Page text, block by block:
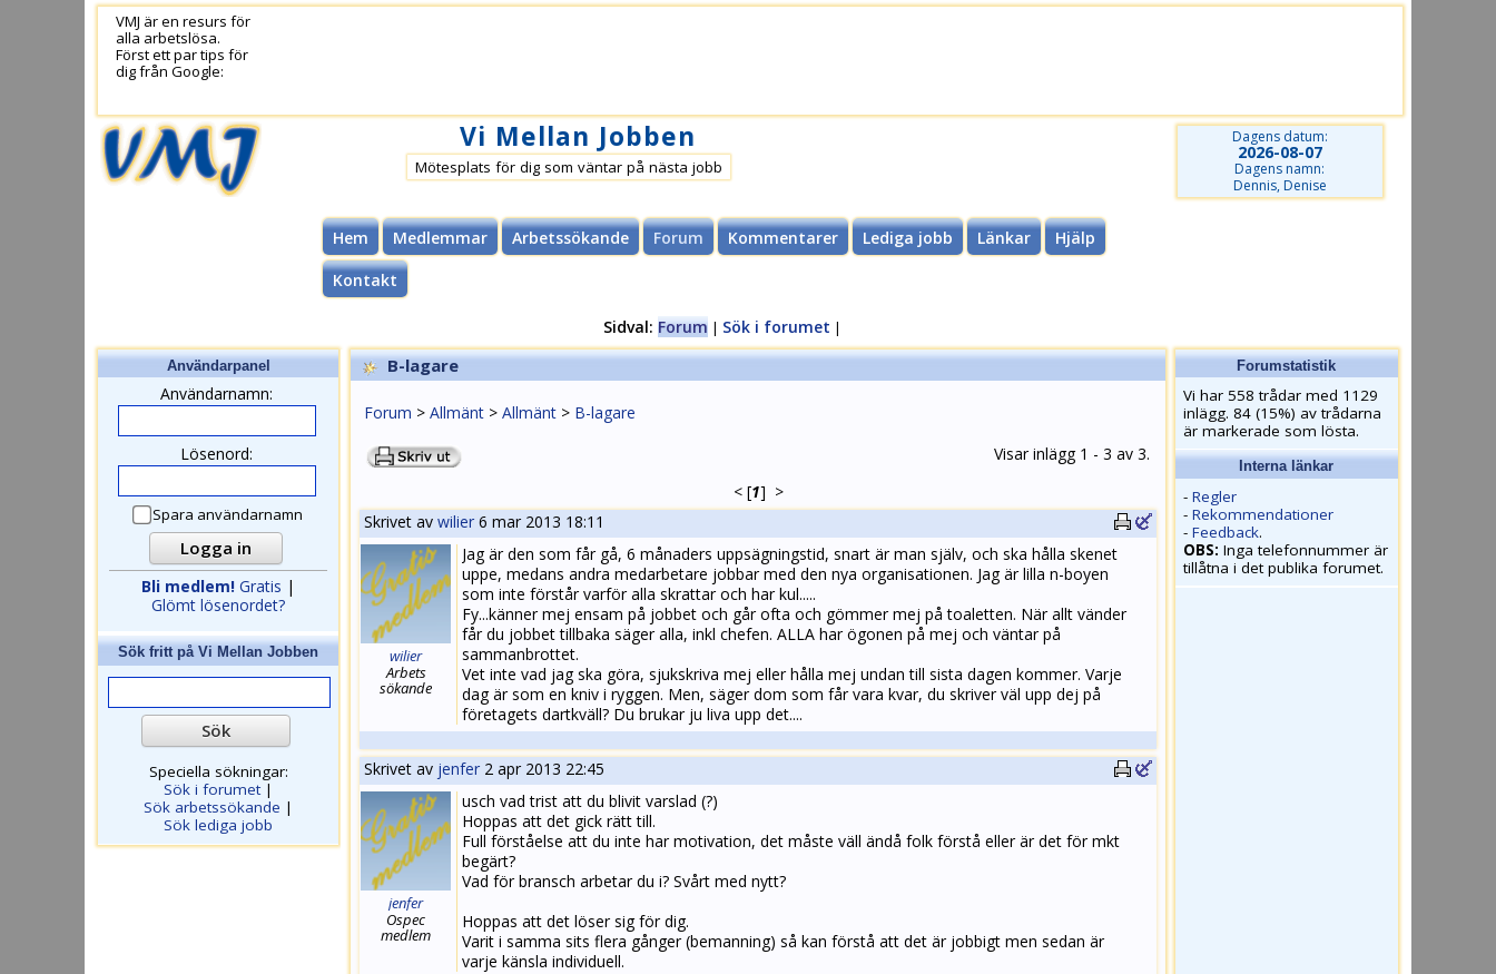
VMJ är en resurs för
alla arbetslösa.
Först ett par tips för
dig från Google:
Dagens datum:
2026-08-07
Dagens namn:
Dennis, Denise
Vi Mellan Jobben
Mötesplats för dig som väntar på nästa jobb
Hem Medlemmar Arbetssökande Forum Kommentarer Lediga jobb Länkar
Hjälp
Kontakt
Sidval: Forum | Sök i forumet |
Användarpanel
Användarnamn:
Lösenord:
Spara användarnamn
Bli medlem! Gratis |
Glömt lösenordet?
Sök fritt på Vi Mellan Jobben
Speciella sökningar:
Sök i forumet|
Sök arbetssökande |
Sök lediga jobb
B-lagare
Forum > Allmänt> Allmänt> B-lagare
Visar inlägg 1 - 3 av 3.
< [1] >
Skrivet avwilier 6 mar 2013 18:11
wilier
Arbets
sökande
Jag är den som får gå, 6 månaders uppsägningstid, snart är man själv, och ska hålla skenet
uppe, medans andra medarbetare jobbar med den nya organisationen. Jag är lilla n-boyen
som inte förstår varför alla skrattar och har kul.....
Fy...känner mej ensam på jobbet och går ofta och gömmer mej på toaletten. När allt vänder
får du jobbet tillbaka säger alla, inkl chefen. ALLA har ögonen på mej och väntar på
sammanbrottet.
Vet inte vad jag ska göra, sjukskriva mej eller hålla mej undan till sista dagen kommer. Varje
dag är som en kniv i ryggen. Men, säger dom som får vara kvar, du skriver väl upp dej på
företagets dartkväll? Du brukar ju liva upp det....
Skrivet av jenfer 2 apr 2013 22:45
jenfer
Ospec
medlem
usch vad trist att du blivit varslad (?)
Hoppas att det gick rätt till.
Full förståelse att du inte har motivation, det måste väll ändå folk förstå eller är det för mkt
begärt?
Vad för bransch arbetar du i? Svårt med nytt?
Hoppas att det löser sig för dig.
Varit i samma sits flera gånger (bemanning) så kan förstå att det är jobbigt men sedan är
varje känsla individuell.
Forumstatistik
Vi har 558 trådar med 1129
inlägg. 84 (15%) av trådarna
är markerade som lösta.
Interna länkar
- Regler
- Rekommendationer
- Feedback.
OBS: Inga telefonnummer är
tillåtna i det publika forumet.